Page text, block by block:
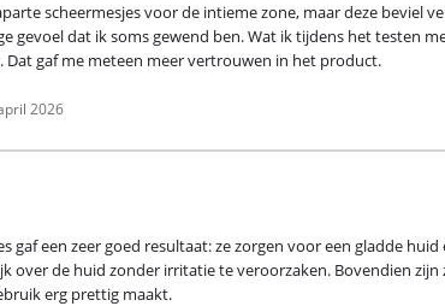
scheermesjes voor de intieme zone, maar deze beviel
gevoel dat ik soms gewend ben. Wat ik tijdens het testen
gaf me meteen meer vertrouwen in het product.
2026
gaf een zeer goed resultaat: ze zorgen voor een gladde
over de huid zonder irritatie te veroorzaken. Bovendien
erg prettig maakt.